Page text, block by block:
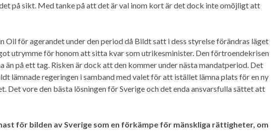
på sikt. Med tanke på att det är val inom kort är det dock inte omöjligt att
Oil för agerandet under den period då Bildt satt i dess styrelse förändras läget
utrymme för honom att sitta kvar som utrikesminister. Den förtroendekrisen
än på ett tag. Risken är dock att den kommer under nästa mandatperiod. Det
lämnade regeringen i samband med valet för att istället lämna plats för en ny
Det vore den bästa lösningen för Sverige och det enda ansvarsfulla sättet att
för bilden av Sverige som en förkämpe för mänskliga rättigheter, om